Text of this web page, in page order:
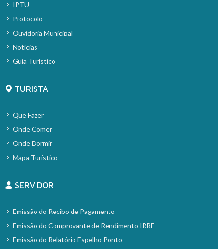
IPTU
Protocolo
Ouvidoria Municipal
Notícias
Guia Turístico
TURISTA
Que Fazer
Onde Comer
Onde Dormir
Mapa Turístico
SERVIDOR
Emissão do Recibo de Pagamento
Emissão do Comprovante de Rendimento IRRF
Emissão do Relatório Espelho Ponto